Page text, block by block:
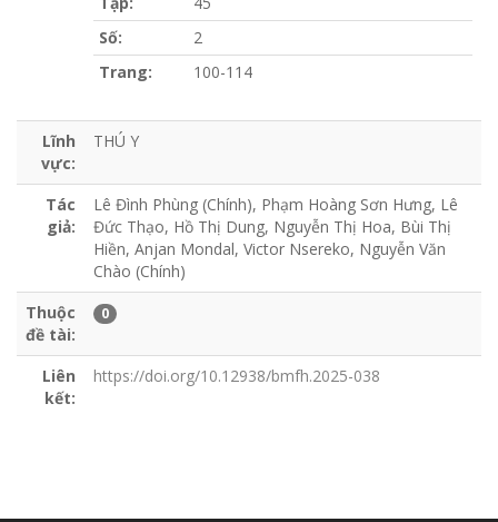
Số:
2
Trang:
100-114
Lĩnh
vực:
THÚ Y
Tác
giả:
Lê Đình Phùng (Chính), Phạm Hoàng Sơn Hưng, Lê
Đức Thạo, Hồ Thị Dung, Nguyễn Thị Hoa, Bùi Thị
Hiền, Anjan Mondal, Victor Nsereko, Nguyễn Văn
Chào (Chính)
Thuộc
đề tài:
0
Liên
kết:
https://doi.org/10.12938/bmfh.2025-038